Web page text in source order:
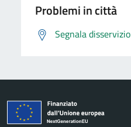
Problemi in città
Segnala disservizio